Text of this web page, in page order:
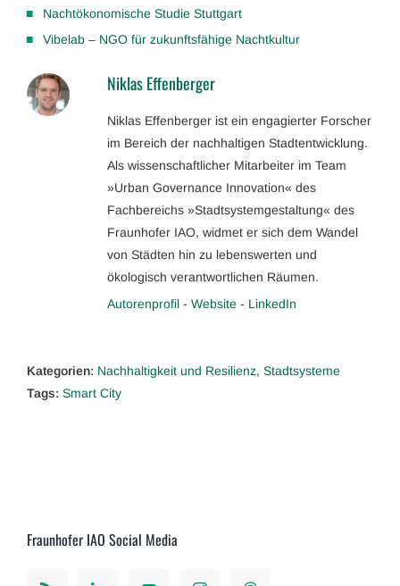
Nachtökonomische Studie Stuttgart
Vibelab – NGO für zukunftsfähige Nachtkultur
Niklas Effenberger
Niklas Effenberger ist ein engagierter Forscher
im Bereich der nachhaltigen Stadtentwicklung.
Als wissenschaftlicher Mitarbeiter im Team
»Urban Governance Innovation« des
Fachbereichs »Stadtsystemgestaltung« des
Fraunhofer IAO, widmet er sich dem Wandel
von Städten hin zu lebenswerten und
ökologisch verantwortlichen Räumen.
Autorenprofil - Website - LinkedIn
Kategorien: Nachhaltigkeit und Resilienz, Stadtsysteme
Tags: Smart City
Fraunhofer IAO Social Media